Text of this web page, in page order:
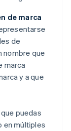
de marca
de
nombre que
marca
y a que
puedas
en múltiples